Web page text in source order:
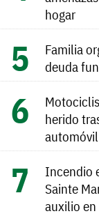
hogar
Familia
deuda
herido
Incendio
Sainte
auxilio